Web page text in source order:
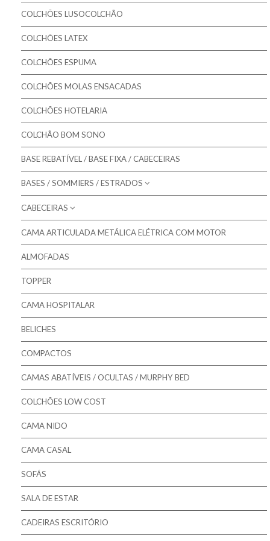
Pikolin - Colchões Criança e Bebé
Colmed - Colchões Medicinais
Colmol - Colchões
Bestbed - Colchões
Bom Repouso - Colchões
Mindol - Colchões
Colchões para Bebé
Colchões Low Cost
Colchões Gama MASTER
Colchões Gama ORTOPÉDICO
Colchões Gama SOFT
COLCHÕES LUSOCOLCHÃO
COLCHÕES LATEX
COLCHÕES ESPUMA
COLCHÕES MOLAS ENSACADAS
COLCHÕES HOTELARIA
COLCHÃO BOM SONO
BASE REBATÍVEL / BASE FIXA / CABECEIRAS
BASES / SOMMIERS / ESTRADOS
Molaflex - Bases Forradas
Molaflex - Lâminas
Molaflex - Rebatíveis
Pikolin - Bases
Bestbed - Sommiers
Mindol - Bases
CABECEIRAS
Molaflex - Cabeceiras para camas
Mindol - Cabeceiras para camas
CAMA ARTICULADA METÁLICA ELÉTRICA COM MOTOR
ALMOFADAS
TOPPER
CAMA HOSPITALAR
BELICHES
COMPACTOS
CAMAS ABATÍVEIS / OCULTAS / MURPHY BED
COLCHÕES LOW COST
CAMA NIDO
CAMA CASAL
SOFÁS
SALA DE ESTAR
CADEIRAS ESCRITÓRIO